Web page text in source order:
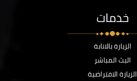
خدمات
الزيارة بالانابة
البث المباشر
الزيارة الافتراضية